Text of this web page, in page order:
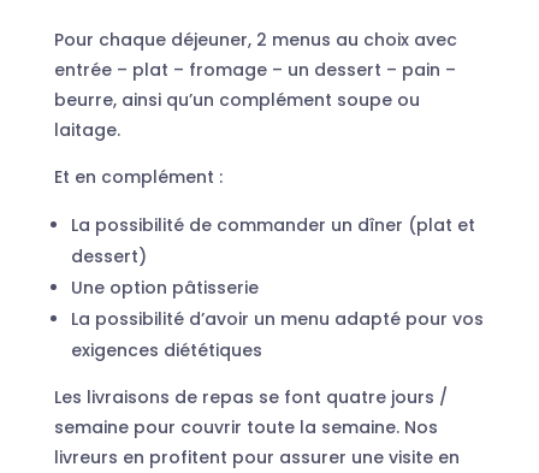
Pour chaque déjeuner, 2 menus au choix avec
entrée – plat – fromage – un dessert – pain –
beurre, ainsi qu’un complément soupe ou
laitage.
Et en complément :
La possibilité de commander un dîner (plat et
dessert)
Une option pâtisserie
La possibilité d’avoir un menu adapté pour vos
exigences diététiques
Les livraisons de repas se font quatre jours /
semaine pour couvrir toute la semaine. Nos
livreurs en profitent pour assurer une visite en